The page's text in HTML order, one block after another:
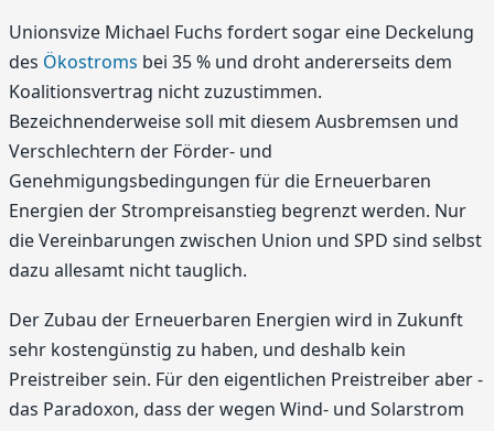
Unionsvize Michael Fuchs fordert sogar eine Deckelung
des Ökostroms bei 35 % und droht andererseits dem
Koalitionsvertrag nicht zuzustimmen.
Bezeichnenderweise soll mit diesem Ausbremsen und
Verschlechtern der Förder- und
Genehmigungsbedingungen für die Erneuerbaren
Energien der Strompreisanstieg begrenzt werden. Nur
die Vereinbarungen zwischen Union und SPD sind selbst
dazu allesamt nicht tauglich.
Der Zubau der Erneuerbaren Energien wird in Zukunft
sehr kostengünstig zu haben, und deshalb kein
Preistreiber sein. Für den eigentlichen Preistreiber aber -
das Paradoxon, dass der wegen Wind- und Solarstrom